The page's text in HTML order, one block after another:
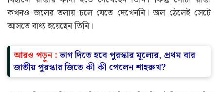
কখনও জলের তলায় চলে যেতে দেখেননি। জল ঠেলেই সেটে
আসতে বাধ্য হয়েছেন তিনি।
আরও পড়ুন :ভাগ দিতে হবে পুরস্কার মূল্যের, প্রথম বার
জাতীয় পুরস্কার জিতে কী কী পেলেন শাহরুখ?